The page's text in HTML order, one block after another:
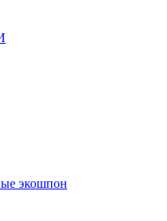
экошпон